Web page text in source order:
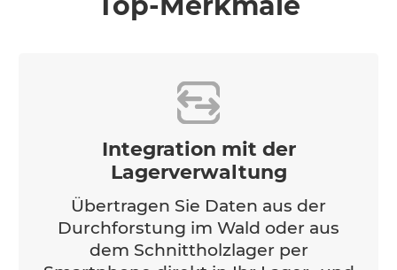
Integration mit der
Lagerverwaltung
Übertragen Sie Daten aus der
Durchforstung im Wald oder aus
dem Schnittholzlager per